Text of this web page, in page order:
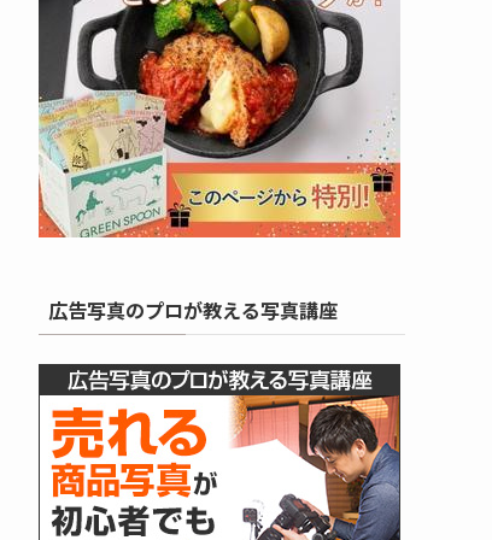
広告写真のプロが教える写真講座